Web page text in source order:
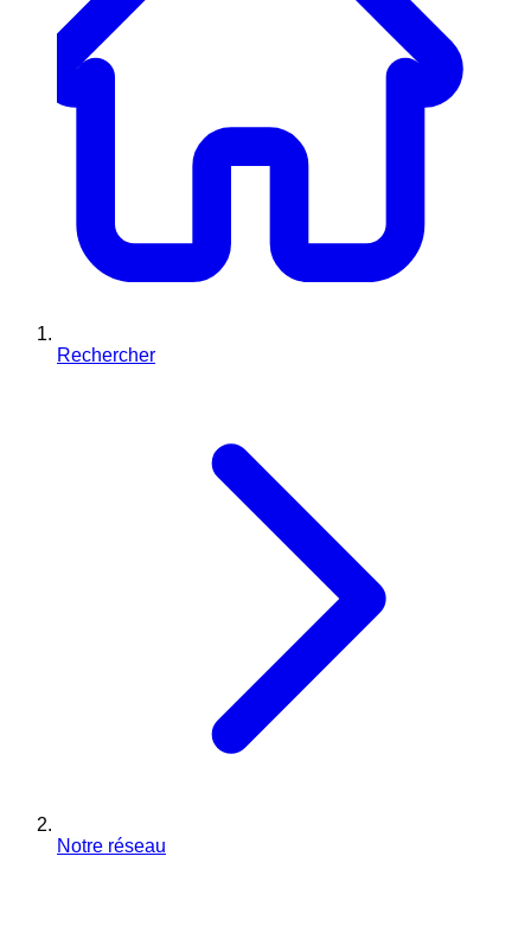
Rechercher
Notre réseau